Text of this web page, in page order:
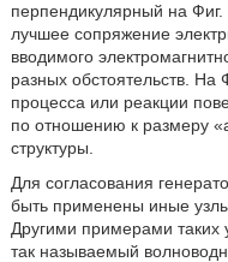
перпендикулярный на
лучшее сопряжение
вводимого
разных обстоятельств.
процесса или реакции
по отношению к размеру
структуры.
Для согласования
быть применены иные
Другими примерами
так называемый